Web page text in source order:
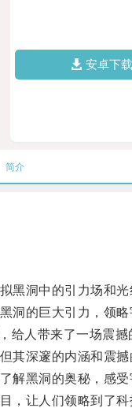
安卓下载
简介
洞中的引力场和光
的巨大引力，领略
人带来了一场震撼
深邃的内涵和震撼
黑洞的奥秘，感受
让人们领略到了科